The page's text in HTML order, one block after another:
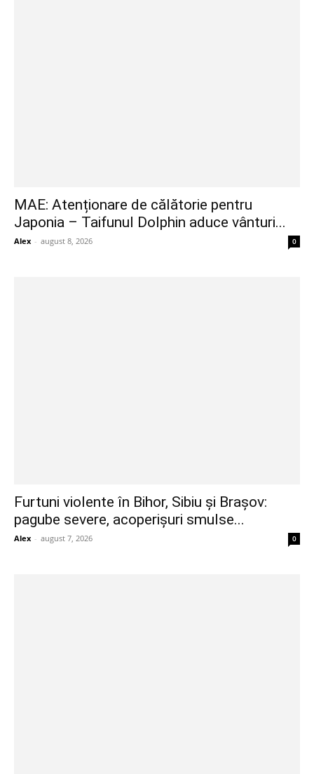
MAE: Atenționare de călătorie pentru
Japonia – Taifunul Dolphin aduce vânturi...
Alex - august 8, 2026 0
Furtuni violente în Bihor, Sibiu și Brașov:
pagube severe, acoperișuri smulse...
Alex - august 7, 2026 0